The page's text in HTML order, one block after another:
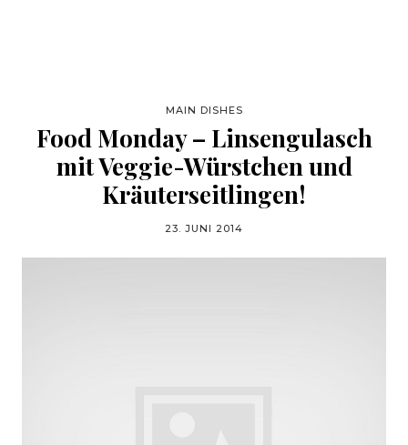
MAIN DISHES
Food Monday – Linsengulasch
mit Veggie-Würstchen und
Kräuterseitlingen!
23. JUNI 2014